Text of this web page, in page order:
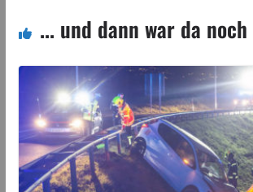
... und dann war da noch